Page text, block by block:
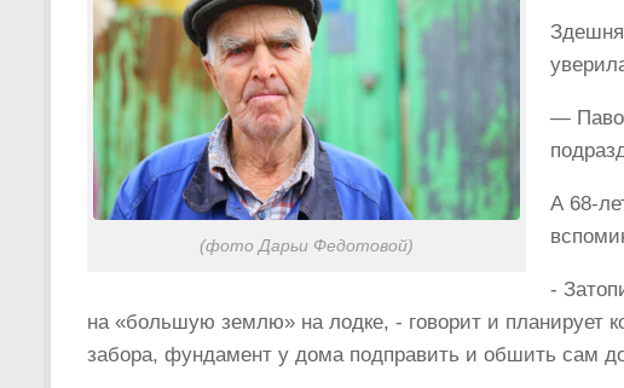
(фото Дарьи Федотовой)
—
А 68-
­-
на «большую землю» на лодке, ­- говорит и планирует
забора, фундамент у дома подправить и обшить сам